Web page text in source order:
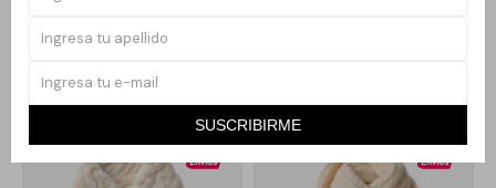
SUSCRIBIRME
Productos que te pueden interesar